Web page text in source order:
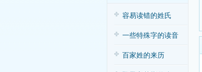
容易读错的姓氏
一些特殊字的读音
百家姓的来历